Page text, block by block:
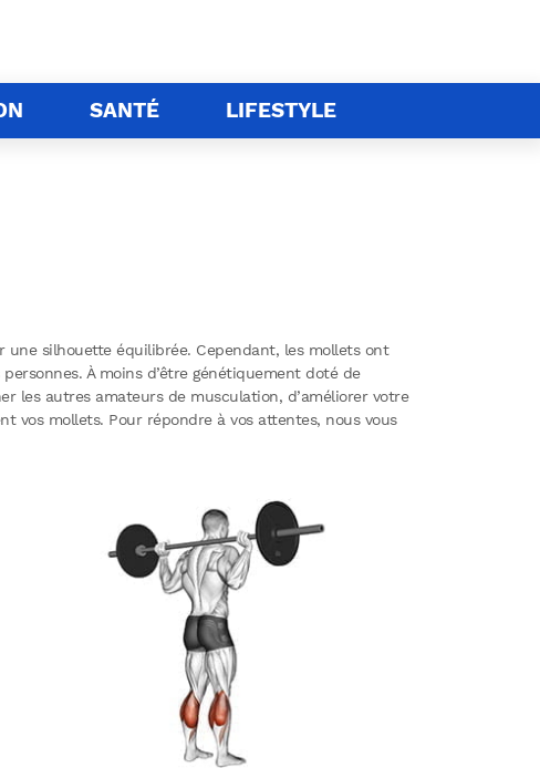
SANTÉ LIFESTYLE
une silhouette équilibrée. Cependant, les mollets ont
À moins d’être génétiquement doté de
les autres amateurs de musculation, d’améliorer votre
vos mollets. Pour répondre à vos attentes, nous vous